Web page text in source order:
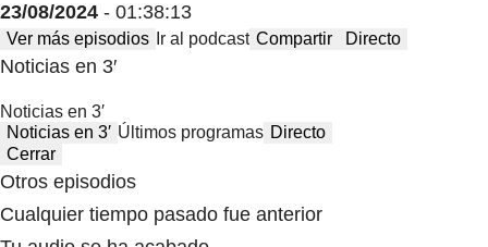
23/08/2024 - 01:38:13
Ver más episodios Ir al podcast Compartir Directo
Noticias en 3′
Noticias en 3′
Noticias en 3′ Últimos programas Directo
Cerrar
Otros episodios
Cualquier tiempo pasado fue anterior